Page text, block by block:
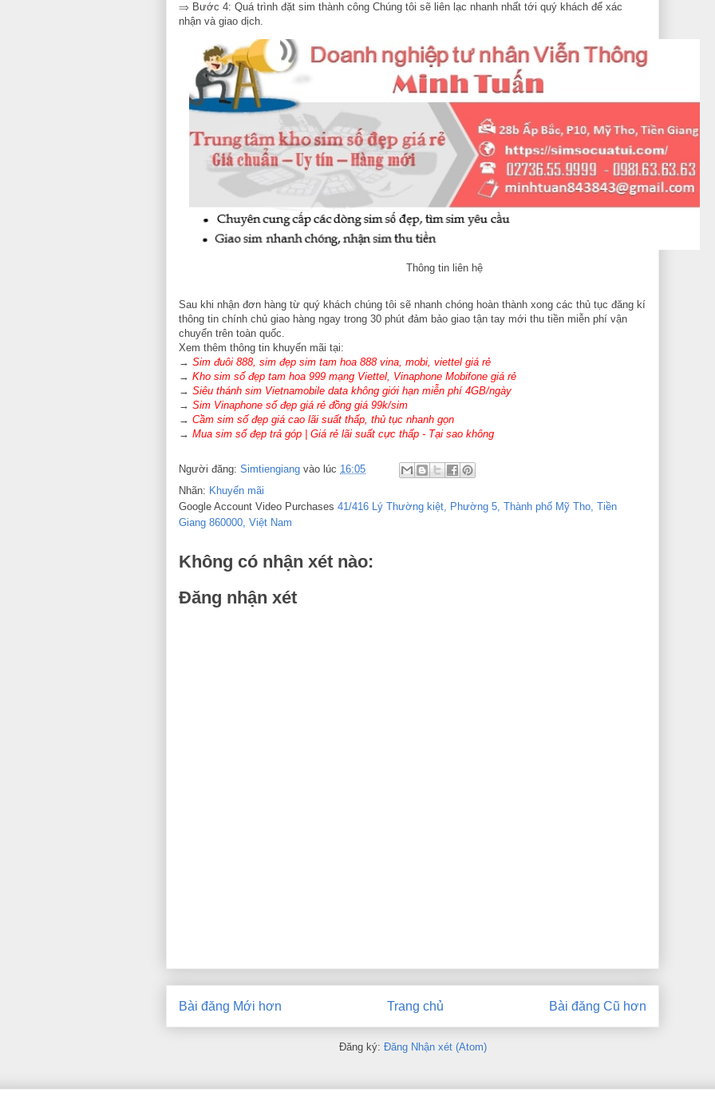
⇒ Bước 4: Quá trình đặt sim thành công Chúng tôi sẽ liên lạc nhanh nhất tới quý khách để xác
nhận và giao dịch.
Thông tin liên hệ
Sau khi nhận đơn hàng từ quý khách chúng tôi sẽ nhanh chóng hoàn thành xong các thủ tục đăng kí
thông tin chính chủ giao hàng ngay trong 30 phút đảm bảo giao tận tay mới thu tiền miễn phí vận
chuyển trên toàn quốc.
Xem thêm thông tin khuyến mãi tại:
→ Sim đuôi 888, sim đẹp sim tam hoa 888 vina, mobi, viettel giá rẻ
→ Kho sim số đẹp tam hoa 999 mạng Viettel, Vinaphone Mobifone giá rẻ
→ Siêu thánh sim Vietnamobile data không giới hạn miễn phí 4GB/ngày
→ Sim Vinaphone số đẹp giá rẻ đồng giá 99k/sim
→ Cầm sim số đẹp giá cao lãi suất thấp, thủ tục nhanh gọn
→ Mua sim số đẹp trả góp | Giá rẻ lãi suất cực thấp - Tại sao không
Người đăng: Simtiengiang vào lúc 16:05
Nhãn: Khuyến mãi
Google Account Video Purchases 41/416 Lý Thường kiệt, Phường 5, Thành phố Mỹ Tho, Tiền
Giang 860000, Việt Nam
Không có nhận xét nào:
Đăng nhận xét
Bài đăng Mới hơn Bài đăng Cũ hơn
Trang chủ
Đăng ký: Đăng Nhận xét (Atom)